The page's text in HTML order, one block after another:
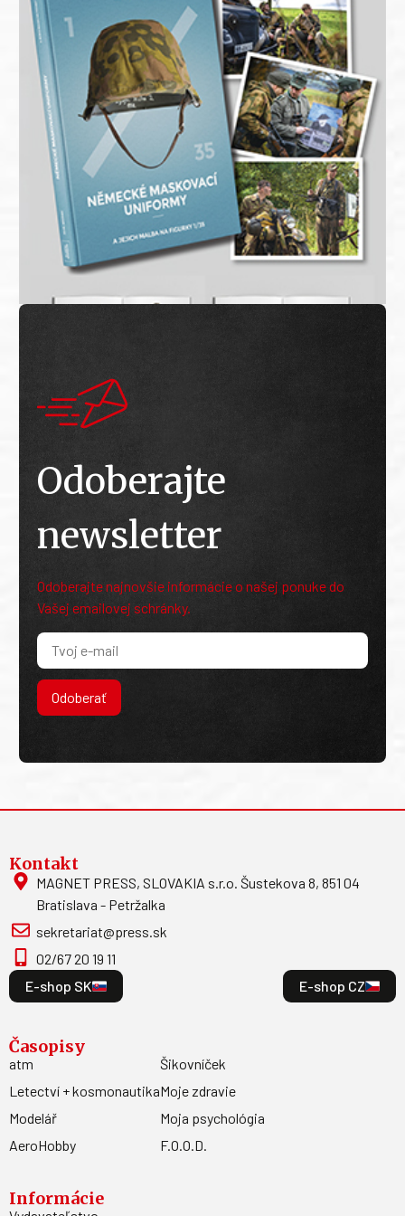
Odoberajte
newsletter
Odoberajte najnovšie informácie o našej ponuke do
Vašej emailovej schránky.
Odoberať
Kontakt
MAGNET PRESS, SLOVAKIA s.r.o. Šustekova 8, 851 04
Bratislava - Petržalka
sekretariat@press.sk
02/67 20 19 11
E-shop SK
E-shop CZ
Časopisy
atm
Letectví + kosmonautika
Modelář
AeroHobby
Šikovníček
Moje zdravie
Moja psychológia
F.O.O.D.
Informácie